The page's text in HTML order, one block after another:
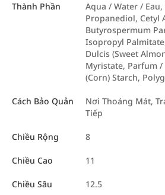
Thành Phần
Aqua / Water / Eau,
Propanediol, Cetyl
Butyrospermum
Isopropyl
Dulcis (Sweet
Myristate, Parfum /
(Corn) Starch,
Cách Bảo Quản
Nơi Thoáng Mát,
Tiếp
Chiều Rộng 8
Chiều Cao 11
Chiều Sâu 12.5